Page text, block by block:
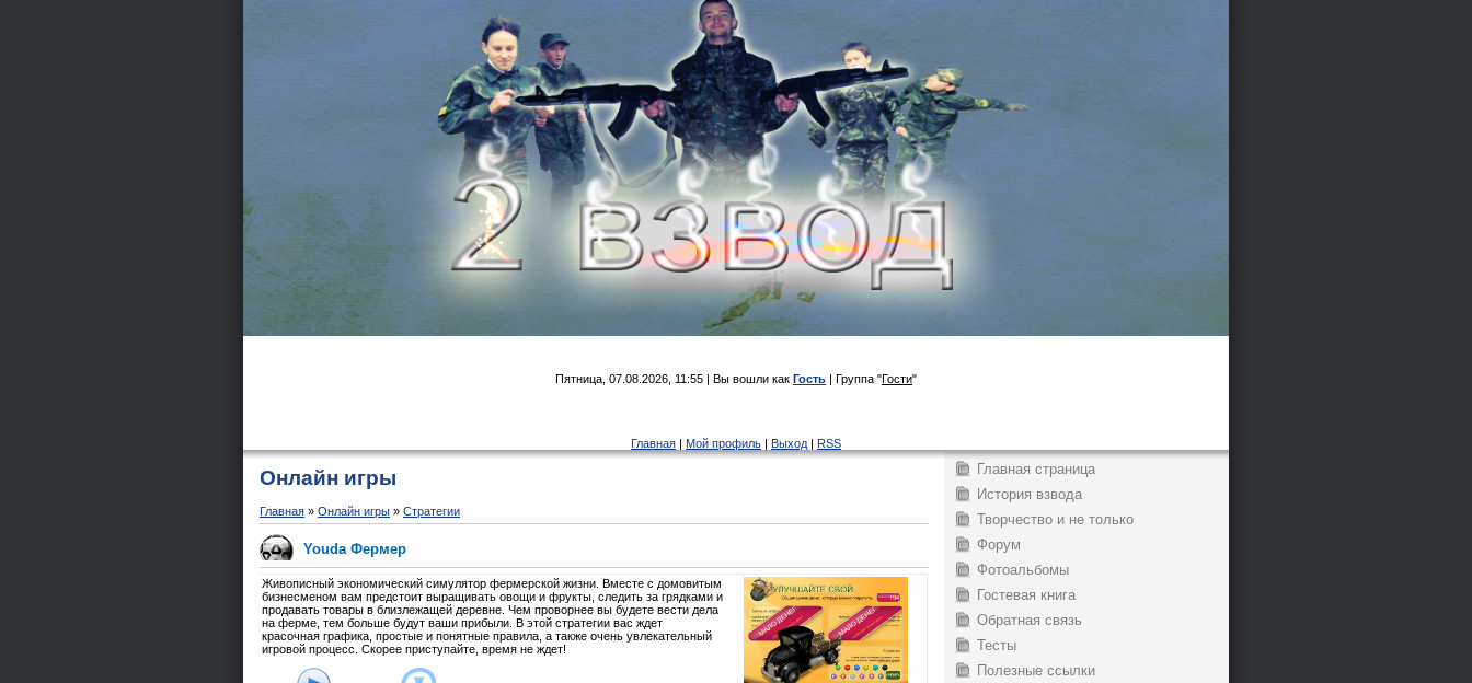
Пятница, 07.08.2026, 11:55 | Вы вошли как Гость | Группа "Гости"
Главная Мой профиль Выход RSS
Онлайн игры
Главная » Онлайн игры » Стратегии
Youda Фермер
Живописный экономический симулятор фермерской жизни. Вместе с домовитым
бизнесменом вам предстоит выращивать овощи и фрукты, следить за грядками и
продавать товары в близлежащей деревне. Чем проворнее вы будете вести дела
на ферме, тем больше будут ваши прибыли. В этой стратегии вас ждет
красочная графика, простые и понятные правила, а также очень увлекательный
игровой процесс. Скорее приступайте, время не ждет!
Главная страница
История взвода
Творчество и не только
Форум
Фотоальбомы
Гостевая книга
Обратная связь
Тесты
Полезные ссылки